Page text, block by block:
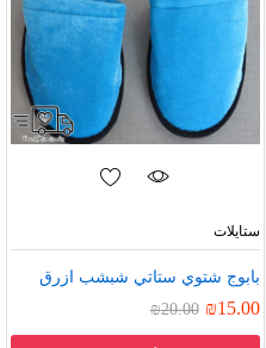
ستايلات
بابوج شتوي ستاتي شبشب ازرق
₪15.00
₪20.00